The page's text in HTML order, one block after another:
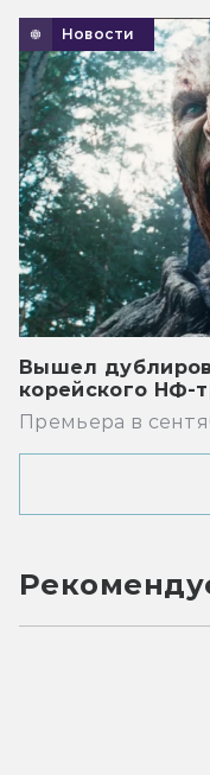
Новости
Вышел
корейского НФ-
Премьера в